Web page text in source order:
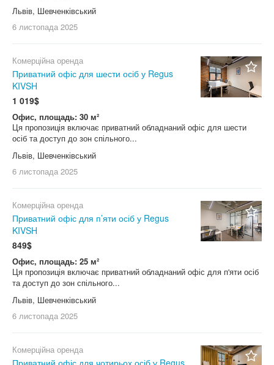
Львів, Шевченківський
6 листопада 2025
7
Комерційна оренда
Приватний офіс для шести осіб у Regus
KIVSH
1 019$
Офис, площадь: 30 м²
Ця пропозиція включає приватний обладнаний офіс для шести
осіб та доступ до зон спільного...
Львів, Шевченківський
6 листопада 2025
7
Комерційна оренда
Приватний офіс для п’яти осіб у Regus
KIVSH
849$
Офис, площадь: 25 м²
Ця пропозиція включає приватний обладнаний офіс для п'яти осіб
та доступ до зон спільного...
Львів, Шевченківський
6 листопада 2025
Комерційна оренда
Приватний офіс для чотирьох осіб у Regus